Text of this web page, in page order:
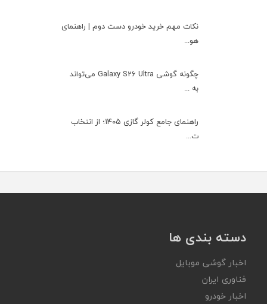
نکات مهم خرید خودرو دست دوم | راهنمای
هو...
چگونه گوشی Galaxy S26 Ultra می‌تواند
به ...
راهنمای جامع کولر گازی ۱۴۰۵؛ از انتخاب
ت...
دسته بندی ها
اخبار گوشی موبایل
فناوری ایران
اخبار خودرو